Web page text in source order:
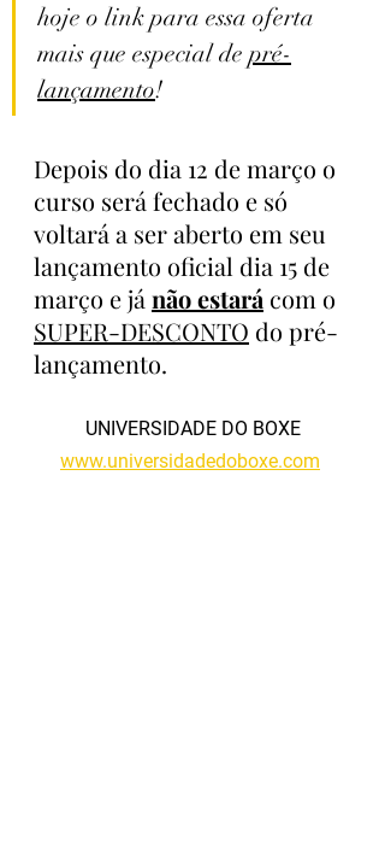
hoje o link para essa oferta
mais que especial de pré-
lançamento!
Depois do dia 12 de março o
curso será fechado e só
voltará a ser aberto em seu
lançamento oficial dia 15 de
março e já não estará com o
SUPER-DESCONTO do pré-
lançamento.
UNIVERSIDADE DO BOXE
www.universidadedoboxe.com